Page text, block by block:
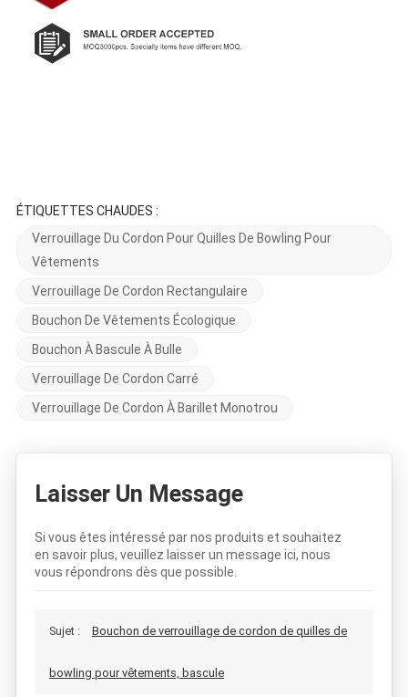
ÉTIQUETTES CHAUDES :
Verrouillage Du Cordon Pour Quilles De Bowling Pour
Vêtements
Verrouillage De Cordon Rectangulaire
Bouchon De Vêtements Écologique
Bouchon À Bascule À Bulle
Verrouillage De Cordon Carré
Verrouillage De Cordon À Barillet Monotrou
Laisser Un Message
Si vous êtes intéressé par nos produits et souhaitez
en savoir plus, veuillez laisser un message ici, nous
vous répondrons dès que possible.
Sujet : Bouchon de verrouillage de cordon de quilles de
bowling pour vêtements, bascule